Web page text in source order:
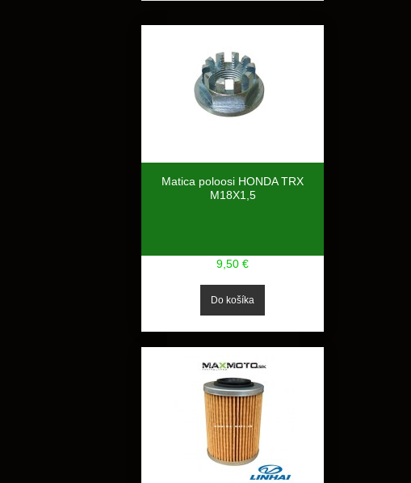
Matica poloosi HONDA TRX
M18X1,5
9,50 €